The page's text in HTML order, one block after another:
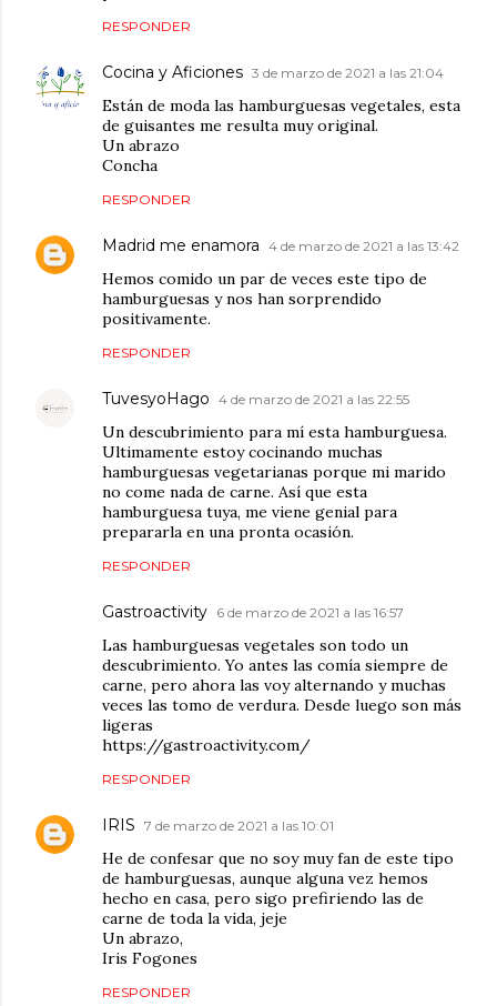
RESPONDER
Cocina y Aficiones 3 de marzo de 2021 a las 21:04
Están de moda las hamburguesas vegetales, esta
de guisantes me resulta muy original.
Un abrazo
Concha
RESPONDER
Madrid me enamora 4 de marzo de 2021 a las 13:42
Hemos comido un par de veces este tipo de
hamburguesas y nos han sorprendido
positivamente.
RESPONDER
TuvesyoHago 4 de marzo de 2021 a las 22:55
Un descubrimiento para mí esta hamburguesa.
Ultimamente estoy cocinando muchas
hamburguesas vegetarianas porque mi marido
no come nada de carne. Así que esta
hamburguesa tuya, me viene genial para
prepararla en una pronta ocasión.
RESPONDER
Gastroactivity 6 de marzo de 2021 a las 16:57
Las hamburguesas vegetales son todo un
descubrimiento. Yo antes las comía siempre de
carne, pero ahora las voy alternando y muchas
veces las tomo de verdura. Desde luego son más
ligeras
https://gastroactivity.com/
RESPONDER
IRIS 7 de marzo de 2021 a las 10:01
He de confesar que no soy muy fan de este tipo
de hamburguesas, aunque alguna vez hemos
hecho en casa, pero sigo prefiriendo las de
carne de toda la vida, jeje
Un abrazo,
Iris Fogones
RESPONDER